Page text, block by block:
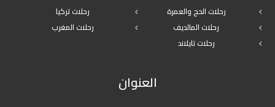
رحلات الحج والعمرة
رحلات تركيا
رحلات المالديف
رحلات المغرب
رحلات تايلاند
العنوان